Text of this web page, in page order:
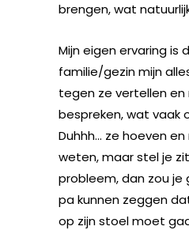
brengen, wat
Mijn eigen ervaring is
familie/gezin mijn
tegen ze vertellen
bespreken, wat vaak
Duhhh… ze hoeven
weten, maar stel je
probleem, dan zou
pa kunnen zeggen
op zijn stoel moet